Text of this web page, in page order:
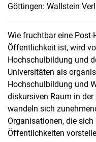
Göttingen: Wallstein
Wie fruchtbar eine
Öffentlichkeit ist, wird
Hochschulbildung und
Universitäten als
Hochschulbildung und
diskursiven Raum in
wandeln sich
Organisationen, die
Öffentlichkeiten